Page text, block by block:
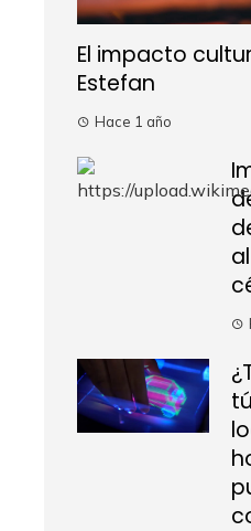
El impacto
Estefan
Hace 1 año